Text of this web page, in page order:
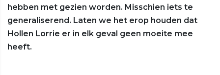
hebben met gezien worden. Misschien iets te
generaliserend. Laten we het erop houden dat
Hollen Lorrie er in elk geval geen moeite mee
heeft.